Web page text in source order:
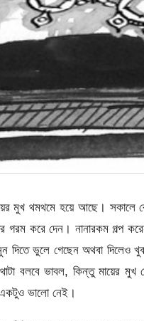
মুখ থমথমে হয়ে আছে। সকালে
গরম করে দেন। নানারকম গল্প
দিতে ভুলে গেছেন অথবা দিলেও
বলবে ভাবল, কিন্তু মায়ের
ভালো নেই।